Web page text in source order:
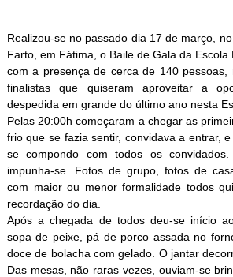
Realizou-se no passado dia 17 de março,
Farto, em Fátima, o Baile de Gala da Escola
com a presença de cerca de 140 pessoas,
finalistas que quiseram aproveitar a
despedida em grande do último ano nesta
Pelas 20:00h começaram a chegar as
frio que se fazia sentir, convidava a entrar,
se compondo com todos os
impunha-se. Fotos de grupo, fotos de
com maior ou menor formalidade todos
recordação do dia.
Após a chegada de todos deu-se início
sopa de peixe, pá de porco assada no
doce de bolacha com gelado. O jantar
Das mesas, não raras vezes, ouviam-se